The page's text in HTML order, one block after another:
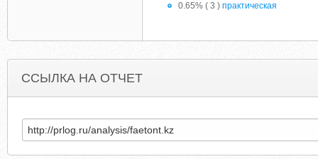
0.65% ( 3 ) практическая
ССЫЛКА НА ОТЧЕТ